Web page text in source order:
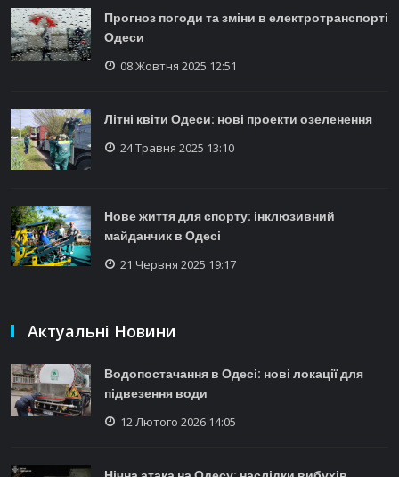
Прогноз погоди та зміни в електротранспорті
Одеси
08 Жовтня 2025 12:51
Літні квіти Одеси: нові проекти озеленення
24 Травня 2025 13:10
Нове життя для спорту: інклюзивний
майданчик в Одесі
21 Червня 2025 19:17
Актуальні Новини
Водопостачання в Одесі: нові локації для
підвезення води
12 Лютого 2026 14:05